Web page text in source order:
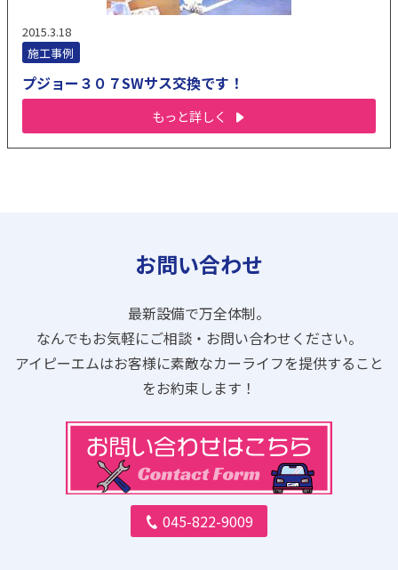
2015.3.18
施工事例
プジョー３０７SWサス交換です！
もっと詳しく
お問い合わせ
最新設備で万全体制。
なんでもお気軽にご相談・お問い合わせください。
アイピーエムはお客様に素敵なカーライフを提供すること
をお約束します！
045-822-9009